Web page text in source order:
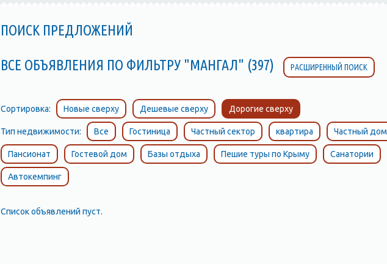
ПОИСК ПРЕДЛОЖЕНИЙ
ВСЕ ОБЪЯВЛЕНИЯ ПО ФИЛЬТРУ "МАНГАЛ" (397) РАСШИРЕННЫЙ ПОИСК
Сортировка: Новые сверху Дешевые сверху Дорогие сверху
Тип недвижимости: Все Гостиница Частный сектор квартира Частный дом
Пансионат Гостевой дом Базы отдыха Пешие туры по Крыму Санатории
Автокемпинг
Список объявлений пуст.